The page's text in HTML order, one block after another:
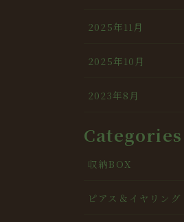
2025年11月
2025年10月
2023年8月
Categories
収納BOX
ピアス＆イヤリング